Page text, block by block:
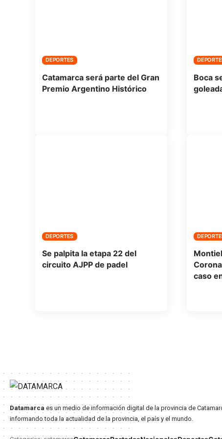
DEPORTES
Catamarca será parte del Gran
Premio Argentino Histórico
Boca
DEPORTES
Se palpita la etapa 22 del
circuito AJPP de padel
caso
Datamarca es un medio de información digital de la provincia de
informando toda la actualidad de la provincia, el país y el mundo.